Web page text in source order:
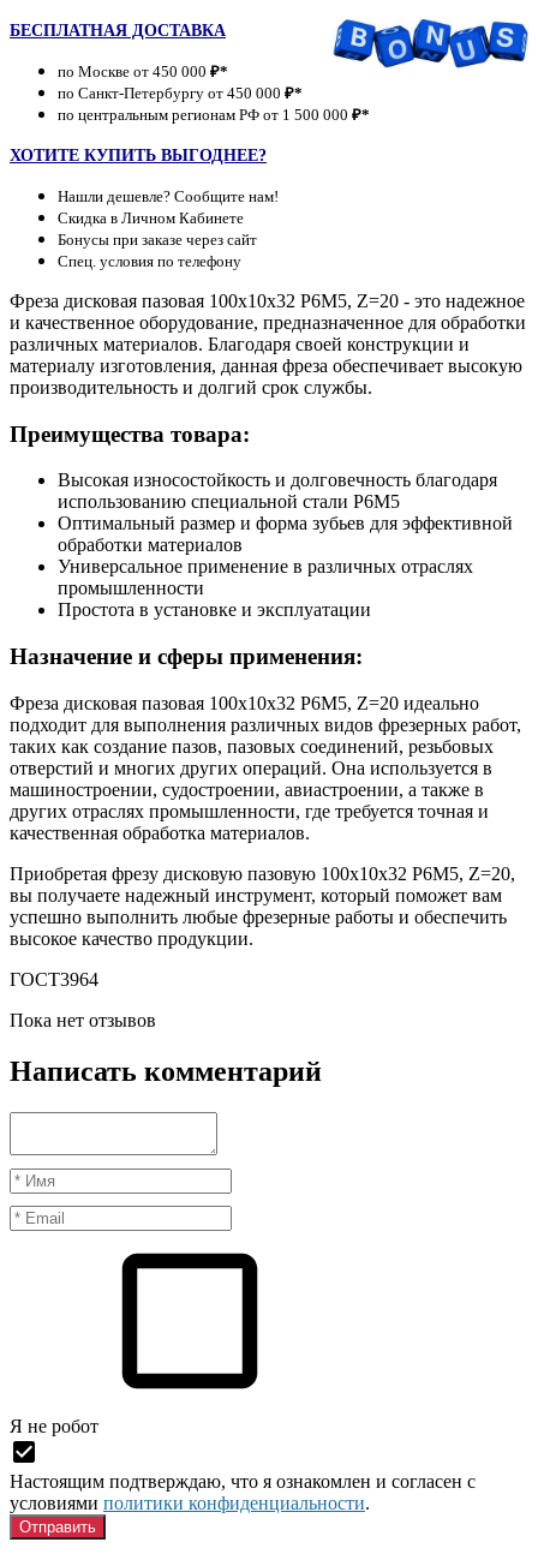
БЕСПЛАТНАЯ ДОСТАВКА
по Москве от 450 000 ₽*
по Санкт-Петербургу от 450 000 ₽*
по центральным регионам РФ от 1 500 000 ₽*
ХОТИТЕ КУПИТЬ ВЫГОДНЕЕ?
Нашли дешевле? Сообщите нам!
Скидка в Личном Кабинете
Бонусы при заказе через сайт
Спец. условия по телефону
Фреза дисковая пазовая 100х10х32 Р6М5, Z=20 - это надежное
и качественное оборудование, предназначенное для обработки
различных материалов. Благодаря своей конструкции и
материалу изготовления, данная фреза обеспечивает высокую
производительность и долгий срок службы.
Преимущества товара:
Высокая износостойкость и долговечность благодаря
использованию специальной стали Р6М5
Оптимальный размер и форма зубьев для эффективной
обработки материалов
Универсальное применение в различных отраслях
промышленности
Простота в установке и эксплуатации
Назначение и сферы применения:
Фреза дисковая пазовая 100х10х32 Р6М5, Z=20 идеально
подходит для выполнения различных видов фрезерных работ,
таких как создание пазов, пазовых соединений, резьбовых
отверстий и многих других операций. Она используется в
машиностроении, судостроении, авиастроении, а также в
других отраслях промышленности, где требуется точная и
качественная обработка материалов.
Приобретая фрезу дисковую пазовую 100х10х32 Р6М5, Z=20,
вы получаете надежный инструмент, который поможет вам
успешно выполнить любые фрезерные работы и обеспечить
высокое качество продукции.
ГОСТ3964
Пока нет отзывов
Написать комментарий
Я нe рoбoт
Настоящим подтверждаю, что я ознакомлен и согласен с
условиями политики конфиденциальности.